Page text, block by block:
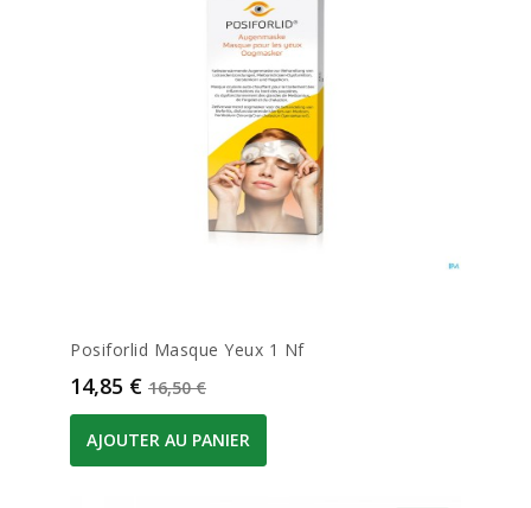
Posiforlid Masque Yeux 1 Nf
Prix
14,85 € Prix de base
16,50 €
AJOUTER AU PANIER